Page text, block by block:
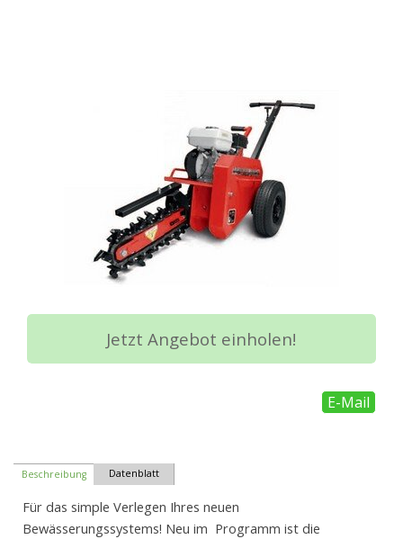
Jetzt Angebot einholen!
E-Mail
Beschreibung Datenblatt
Für das simple Verlegen Ihres neuen
Bewässerungssystems! Neu im Programm ist die